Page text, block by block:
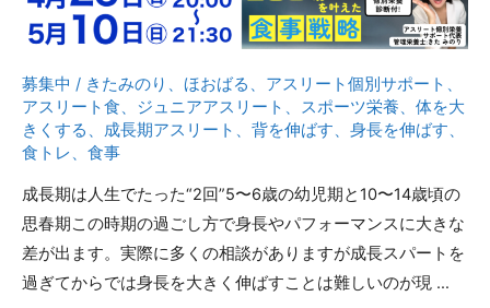
募集中 / きたみのり 、 ほおばる 、 アスリート個別サポート 、
アスリート食、 ジュニアアスリート 、 スポーツ栄養、 体を大
きくする 、 成長期アスリート 、 背を伸ばす、 身長を伸ばす、
食トレ 、 食事
成長期は人生でたった“2回”5〜6歳の幼児期と10〜14歳頃の
思春期この時期の過ごし方で身長やパフォーマンスに大きな
差が出ます。実際に多くの相談がありますが成長スパートを
過ぎてからでは身長を大きく伸ばすことは難しいのが現 …